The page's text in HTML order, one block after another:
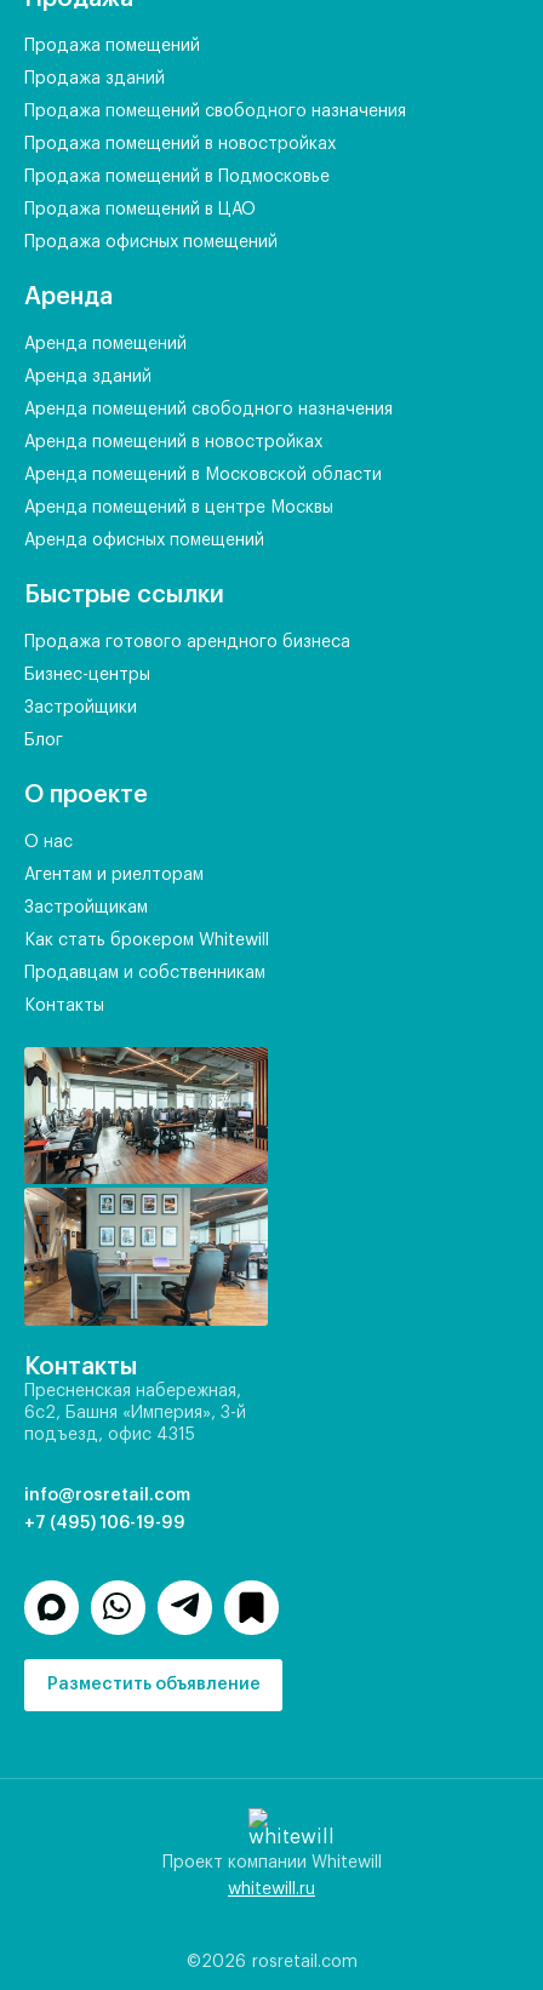
Продажа помещений
Продажа зданий
Продажа помещений свободного назначения
Продажа помещений в новостройках
Продажа помещений в Подмосковье
Продажа помещений в ЦАО
Продажа офисных помещений
Аренда
Аренда помещений
Аренда зданий
Аренда помещений свободного назначения
Аренда помещений в новостройках
Аренда помещений в Московской области
Аренда помещений в центре Москвы
Аренда офисных помещений
Быстрые ссылки
Продажа готового арендного бизнеса
Бизнес-центры
Застройщики
Блог
О проекте
О нас
Агентам и риелторам
Застройщикам
Как стать брокером Whitewill
Продавцам и собственникам
Контакты
Контакты
Пресненская набережная,
6с2, Башня «Империя», 3-й
подъезд, офис 4315
info@rosretail.com
+7 (495) 106-19-99
Разместить объявление
©2026 rosretail.com
Проект компании Whitewill
whitewill.ru